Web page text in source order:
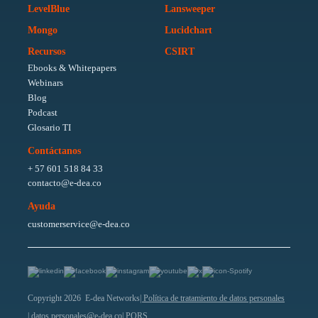
LevelBlue
Lansweeper
Mongo
Lucidchart
Recursos
Ebooks & Whitepapers
Webinars
Blog
Podcast
Glosario TI
CSIRT
Contáctanos
+ 57 601 518 84 33
contacto@e-dea.co
Ayuda
customerservice@e-dea.co
Copyright 2026 E-dea Networks | Política de tratamiento de datos personales